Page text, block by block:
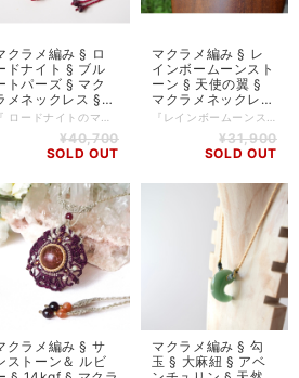
クラメ編み § ロ
ドナイト § ブル
トパーズ § マク
メネックレス §
天然石ジュエリー §
¥40,700
SOLD OUT
マクラメ編み § レ
インボームーンスト
ーン § 天使の翼 §
マクラメネックレス
§ ハンドメイド § 天
¥31,900
SOLD OUT
クラメ編み § サ
ストーン＆ ルビ
マクラメ編み § 勾
玉 § 大麻紐 § アベ